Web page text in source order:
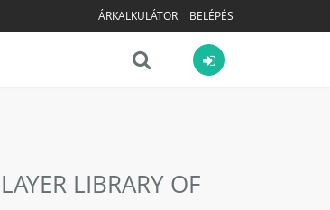
ÁRKALKULÁTOR BELÉPÉS
LIBRARY OF